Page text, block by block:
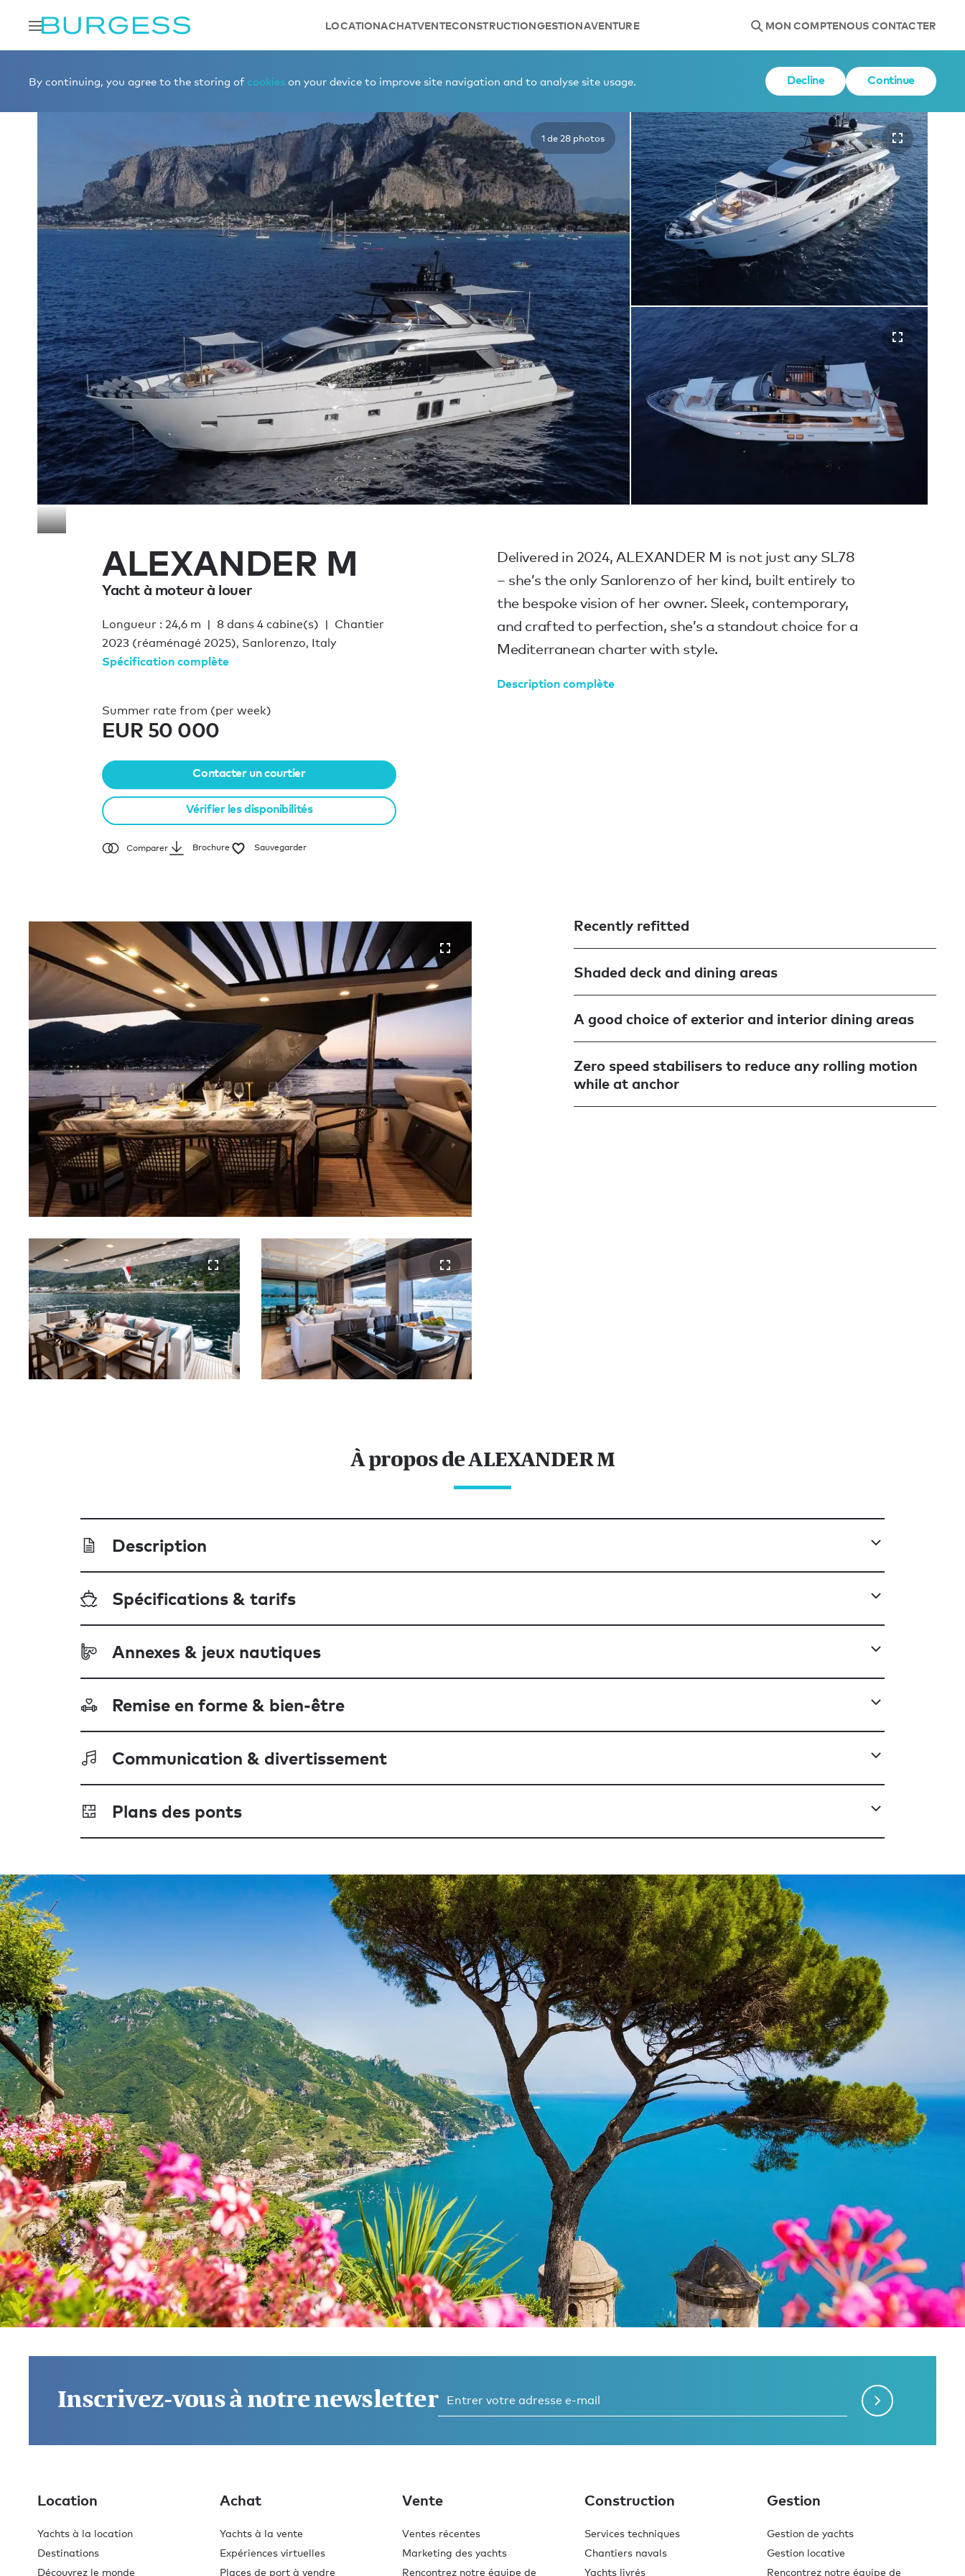
LOCATIONACHATVENTECONSTRUCTIONGESTIONAVENTURE MON COMPTENOUS CONTACTER
By continuing, you agree to the storing of cookies on your device to improve site navigation and to analyse site usage. Decline Continue
1 de 28 photos
ALEXANDER M
Yacht à moteur à louer
Longueur : 24,6 m 8 dans 4 cabine(s)
Chantier
2023 (réaménagé 2025), Sanlorenzo, Italy
Spécification complète
Summer rate from (per week)
EUR 50 000
Contacter un courtier
Vérifier les disponibilités
Comparer Brochure Sauvegarder
Delivered in 2024, ALEXANDER M is not just any SL78
– she’s the only Sanlorenzo of her kind, built entirely to
the bespoke vision of her owner. Sleek, contemporary,
and crafted to perfection, she’s a standout choice for a
Mediterranean charter with style.
Description complète
Recently refitted
Shaded deck and dining areas
A good choice of exterior and interior dining areas
Zero speed stabilisers to reduce any rolling motion
while at anchor
À propos de ALEXANDER M
Description
Spécifications & tarifs
Annexes & jeux nautiques
Remise en forme & bien-être
Communication & divertissement
Plans des ponts
Nous contacter et découvrir la
aujourd'hui.
Si vous avez des questions sur l’endroit où aller, les
pour faire de cette expérience la meilleure de votre vie.
Inscrivez-vous à notre newsletter
Location
Yachts à la location
Destinations
Découvrez le monde
Achat
Yachts à la vente
Expériences virtuelles
Places de port à vendre
Vente
Ventes récentes
Marketing des yachts
Rencontrez notre équipe de
Construction
Services techniques
Chantiers navals
Yachts livrés
Gestion
Gestion de yachts
Gestion locative
Rencontrez notre équipe de